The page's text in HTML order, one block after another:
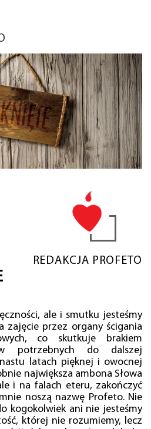
REDAKCJA PROFETO
ale i smutku jesteśmy
zajęcie przez organy ścigania
co skutkuje brakiem
potrzebnych do dalszej
latach pięknej i owocnej
największa ambona Słowa
i na falach eteru, zakończyć
noszą nazwę Profeto. Nie
kogokolwiek ani nie jesteśmy
której nie rozumiemy, lecz